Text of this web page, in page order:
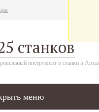
станков
инструмент и станки в
меню